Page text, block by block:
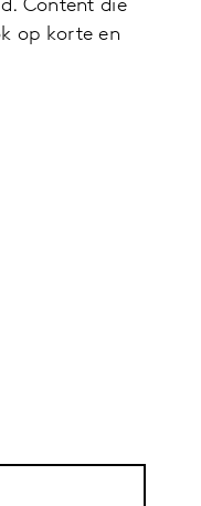
Content die
op korte en